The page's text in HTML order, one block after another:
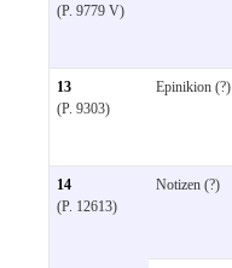
(P. 9779 V)
13
(P. 9303)
Epinikion (?)
14
(P. 12613)
Notizen (?)